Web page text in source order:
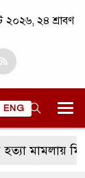
২০২৬, ২৪ শ্রাবণ
ENG
মিজানুর